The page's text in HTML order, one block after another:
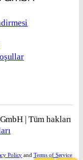
| Tüm hakları
Policy and Terms of Service